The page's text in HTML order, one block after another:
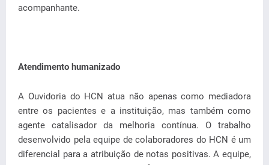
acompanhante.
Atendimento humanizado
A Ouvidoria do HCN atua não apenas como mediadora
entre os pacientes e a instituição, mas também como
agente catalisador da melhoria contínua. O trabalho
desenvolvido pela equipe de colaboradores do HCN é um
diferencial para a atribuição de notas positivas. A equipe,